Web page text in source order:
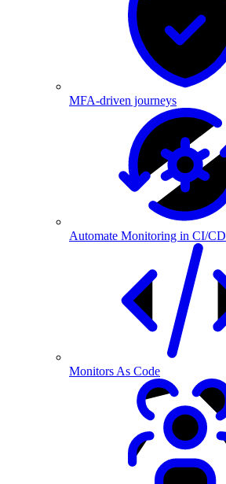
MFA-driven journeys
Automate Monitoring in CI/CD
Monitors As Code